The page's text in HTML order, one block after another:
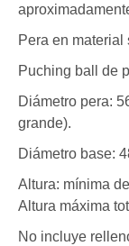
Pera en material
Puching ball de
Diámetro pera:
grande).
Diámetro base:
Altura: mínima
Altura máxima
No incluye